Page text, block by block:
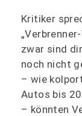
Kritiker
zwar sind
noch nicht
– wie
Autos bis
– könnten